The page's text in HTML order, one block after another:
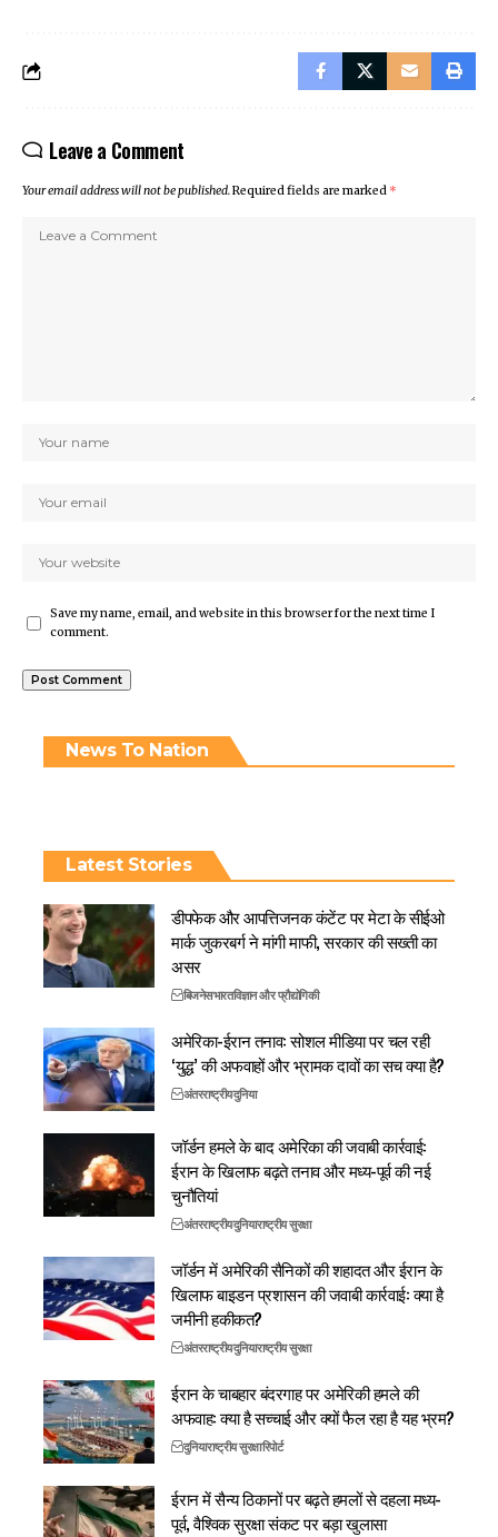
Leave a Comment
Your email address will not be published.Required fields are marked *
Save my name, email, and website in this browser for the next time I
comment.
News To Nation
Latest Stories
डीपफेक और आपत्तिजनक कंटेंट पर मेटा के सीईओ
मार्क जुकरबर्ग ने मांगी माफी, सरकार की सख्ती का
असर
बिजनेसभारतविज्ञान और प्रौद्योगिकी
अमेरिका-ईरान तनाव: सोशल मीडिया पर चल रही
‘युद्ध’ की अफवाहों और भ्रामक दावों का सच क्या है?
अंतरराष्ट्रीयदुनिया
जॉर्डन हमले के बाद अमेरिका की जवाबी कार्रवाई:
ईरान के खिलाफ बढ़ते तनाव और मध्य-पूर्व की नई
चुनौतियां
अंतरराष्ट्रीयदुनियाराष्ट्रीय सुरक्षा
जॉर्डन में अमेरिकी सैनिकों की शहादत और ईरान के
खिलाफ बाइडन प्रशासन की जवाबी कार्रवाई: क्या है
जमीनी हकीकत?
अंतरराष्ट्रीयदुनियाराष्ट्रीय सुरक्षा
ईरान के चाबहार बंदरगाह पर अमेरिकी हमले की
अफवाह: क्या है सच्चाई और क्यों फैल रहा है यह भ्रम?
दुनियाराष्ट्रीय सुरक्षारिपोर्ट
ईरान में सैन्य ठिकानों पर बढ़ते हमलों से दहला मध्य-
पूर्व, वैश्विक सुरक्षा संकट पर बड़ा खुलासा